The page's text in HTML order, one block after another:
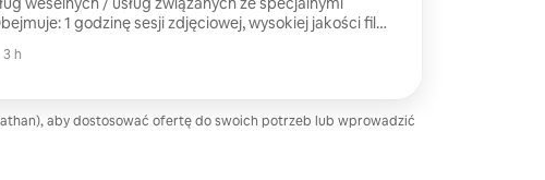
1 godzinę sesji zdjęciowej, wysokiej jakości film
mnie, Alexa Myersa.
3 h
aby dostosować ofertę do swoich potrzeb lub wprowadzić